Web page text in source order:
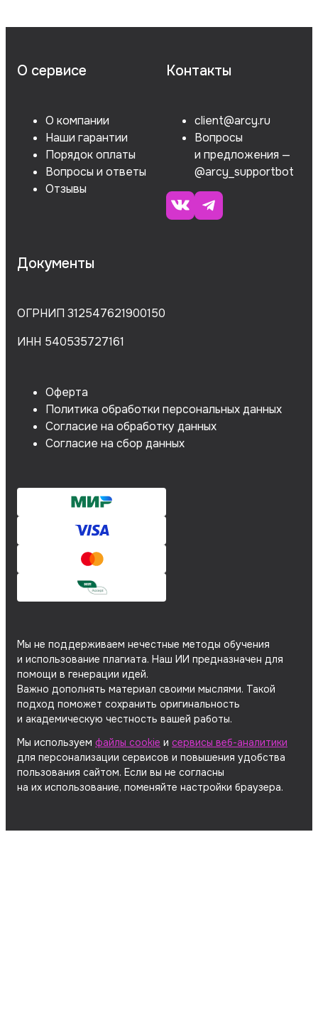
О сервисе
О компании
Наши гарантии
Порядок оплаты
Вопросы и ответы
Отзывы
Контакты
client@arcy.ru
Вопросы
и предложения —
@arcy_supportbot
Документы
ОГРНИП 312547621900150
ИНН 540535727161
Оферта
Политика обработки персональных данных
Согласие на обработку данных
Согласие на сбор данных
Мы не поддерживаем нечестные методы обучения
и использование плагиата. Наш ИИ предназначен для
помощи в генерации идей.
Важно дополнять материал своими мыслями. Такой
подход поможет сохранить оригинальность
и академическую честность вашей работы.
Мы используем файлы cookie и сервисы веб-аналитики
для персонализации сервисов и повышения удобства
пользования сайтом. Если вы не согласны
на их использование, поменяйте настройки браузера.